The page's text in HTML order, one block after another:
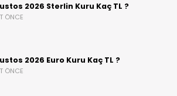
2026 Sterlin Kuru Kaç TL ?
ÖNCE
2026 Euro Kuru Kaç TL ?
ÖNCE